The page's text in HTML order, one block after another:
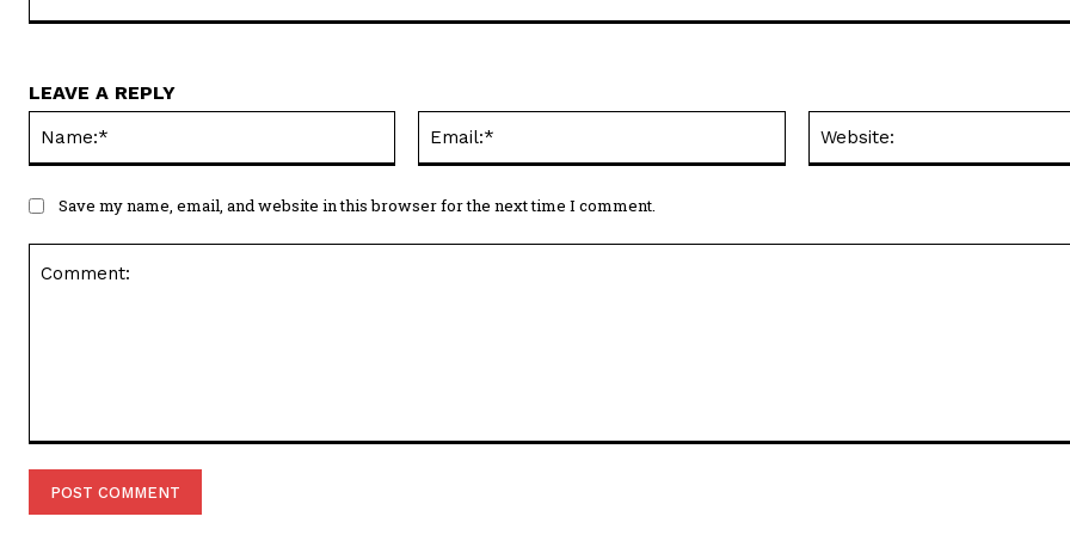
LEAVE A REPLY
Save my name, email, and website in this browser for the next time I comment.